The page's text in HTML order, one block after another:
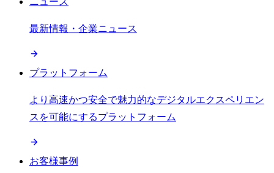
最新情報・企業ニュース
プラットフォーム
より高速かつ安全で魅力的なデジタルエクスペリエン
スを可能にするプラットフォーム
お客様事例